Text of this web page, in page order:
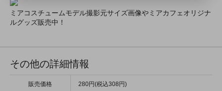
ミアコスチュームモデル撮影元サイズ画像やミアカフェオリジナ
ルグッズ販売中！
その他の詳細情報
販売価格 280円(税込308円)